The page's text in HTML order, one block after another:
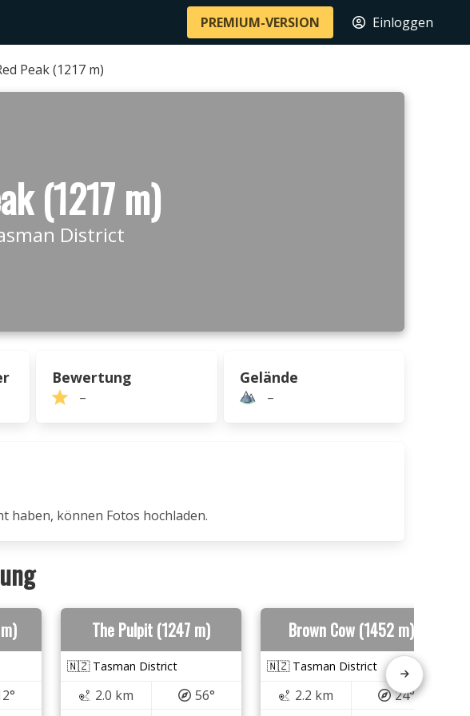
PREMIUM-VERSION Einloggen
Peak (1217 m)
(1217 m)
District
Bewertung
–
Gelände
–
haben, können Fotos hochladen.
The Pulpit (1247 m)
🇳🇿 Tasman District
2.0 km
56°
Brown Cow (1452 m)
🇳🇿 Tasman District
2.2 km
24°